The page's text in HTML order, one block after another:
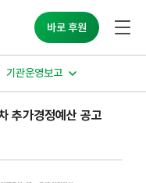
바로 후원
기관운영보고
추가경정예산 공고